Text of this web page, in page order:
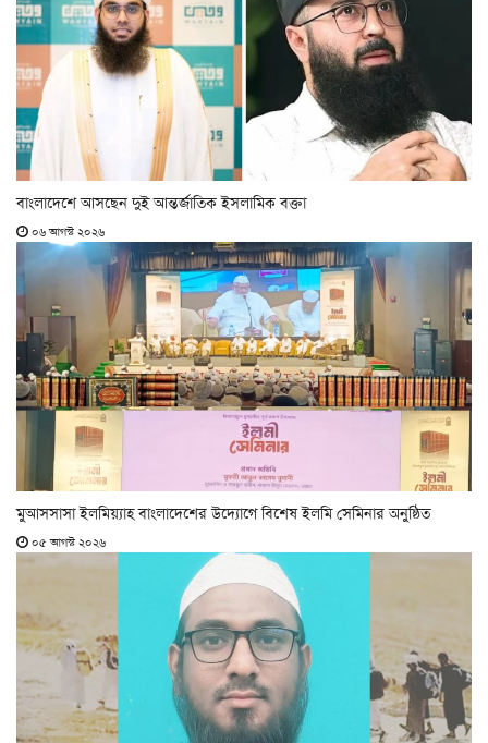
বাংলাদেশে আসছেন দুই আন্তর্জাতিক ইসলামিক বক্তা
০৬ আগস্ট ২০২৬
মুআসসাসা ইলমিয়্যাহ বাংলাদেশের উদ্যোগে বিশেষ ইলমি সেমিনার অনুষ্ঠিত
০৫ আগস্ট ২০২৬